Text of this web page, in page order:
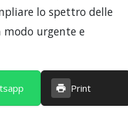
lo spettro delle
modo urgente e
Print